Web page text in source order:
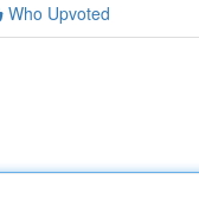
Who Upvoted